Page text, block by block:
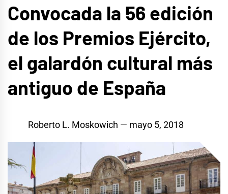
Convocada la 56 edición
de los Premios Ejército,
el galardón cultural más
antiguo de España
Roberto L. Moskowich mayo 5, 2018